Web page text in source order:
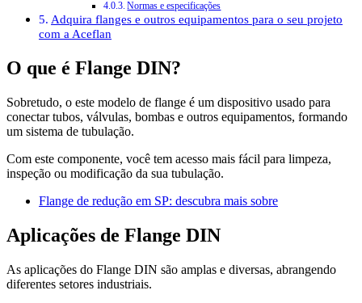
Normas e especificações
Adquira flanges e outros equipamentos para o seu projeto
com a Aceflan
O que é Flange DIN?
Sobretudo, o este modelo de flange é um dispositivo usado para
conectar tubos, válvulas, bombas e outros equipamentos, formando
um sistema de tubulação.
Com este componente, você tem acesso mais fácil para limpeza,
inspeção ou modificação da sua tubulação.
Flange de redução em SP: descubra mais sobre
Aplicações de Flange DIN
As aplicações do Flange DIN são amplas e diversas, abrangendo
diferentes setores industriais.